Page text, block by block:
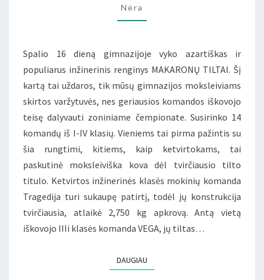
Nėra
Spalio 16 dieną gimnazijoje vyko azartiškas ir
populiarus inžinerinis renginys MAKARONŲ TILTAI. Šį
kartą tai uždaros, tik mūsų gimnazijos moksleiviams
skirtos varžytuvės, nes geriausios komandos iškovojo
teisę dalyvauti zoniniame čempionate. Susirinko 14
komandų iš I-IV klasių. Vieniems tai pirma pažintis su
šia rungtimi, kitiems, kaip ketvirtokams, tai
paskutinė moksleiviška kova dėl tvirčiausio tilto
titulo. Ketvirtos inžinerinės klasės mokinių komanda
Tragedija turi sukaupę patirtį, todėl jų konstrukcija
tvirčiausia, atlaikė 2,750 kg apkrovą. Antą vietą
iškovojo IIIi klasės komanda VEGA, jų tiltas…
DAUGIAU